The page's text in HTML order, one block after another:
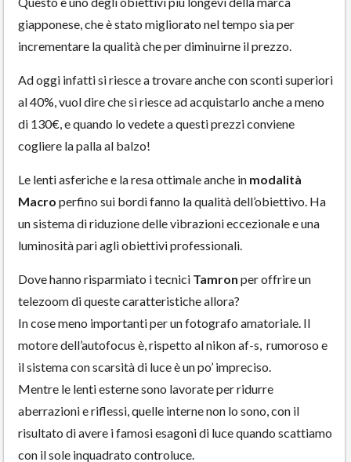
giapponese, che è stato migliorato nel tempo sia per
incrementare la qualità che per diminuirne il prezzo.
Ad oggi infatti si riesce a trovare anche con sconti superiori
al 40%, vuol dire che si riesce ad acquistarlo anche a meno
di 130€, e quando lo vedete a questi prezzi conviene
cogliere la palla al balzo!
Le lenti asferiche e la resa ottimale anche in modalità
Macro perfino sui bordi fanno la qualità dell’obiettivo. Ha
un sistema di riduzione delle vibrazioni eccezionale e una
luminosità pari agli obiettivi professionali.
Dove hanno risparmiato i tecnici Tamron per offrire un
telezoom di queste caratteristiche allora?
In cose meno importanti per un fotografo amatoriale. Il
motore dell’autofocus è, rispetto al nikon af-s, rumoroso e
il sistema con scarsità di luce è un po’ impreciso.
Mentre le lenti esterne sono lavorate per ridurre
aberrazioni e riflessi, quelle interne non lo sono, con il
risultato di avere i famosi esagoni di luce quando scattiamo
con il sole inquadrato controluce.